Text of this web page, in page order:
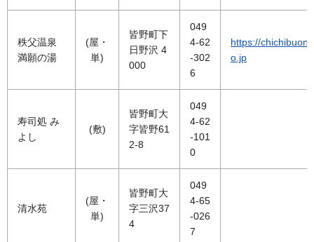
秩父温泉
満願の湯
(屋・
単)
皆野町下
日野沢 4
000
049
4-62
-302
6
https://
o.jp
寿司処 み
よし
(敷)
皆野町大
字皆野61
2-8
049
4-62
-101
0
清水苑
(屋・
単)
皆野町大
字三沢37
4
049
4-65
-026
7